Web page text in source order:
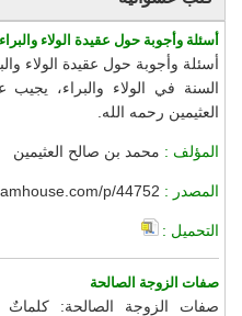
أسئلة وأجوبة حول عقيدة الولاء والبراء
أسئلة وأجوبة حول عقيدة الولاء
السنة في الولاء والبراء،
العثيمين رحمه الله.
المؤلف : محمد بن صالح العثيمين
المصدر : p/44752
التحميل :
صفات الزوجة الصالحة
صفات الزوجة الصالحة: